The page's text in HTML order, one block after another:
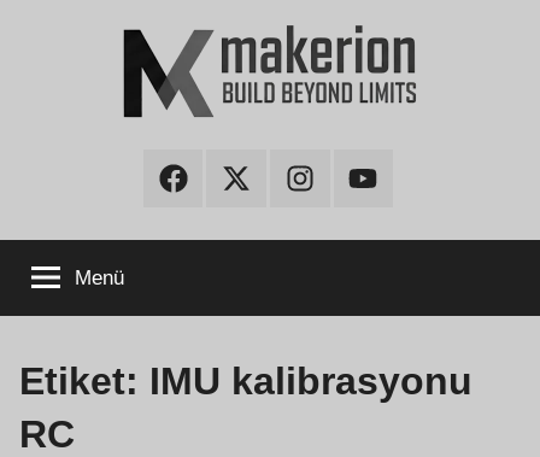
makerionFacebookTwitter InstagramYoutube
Menü
Etiket: IMU kalibrasyonu
RC